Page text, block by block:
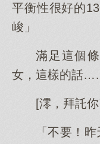
平衡性很好的
峻」
滿足這個
女，這樣的話
[澪，拜託
「不要！